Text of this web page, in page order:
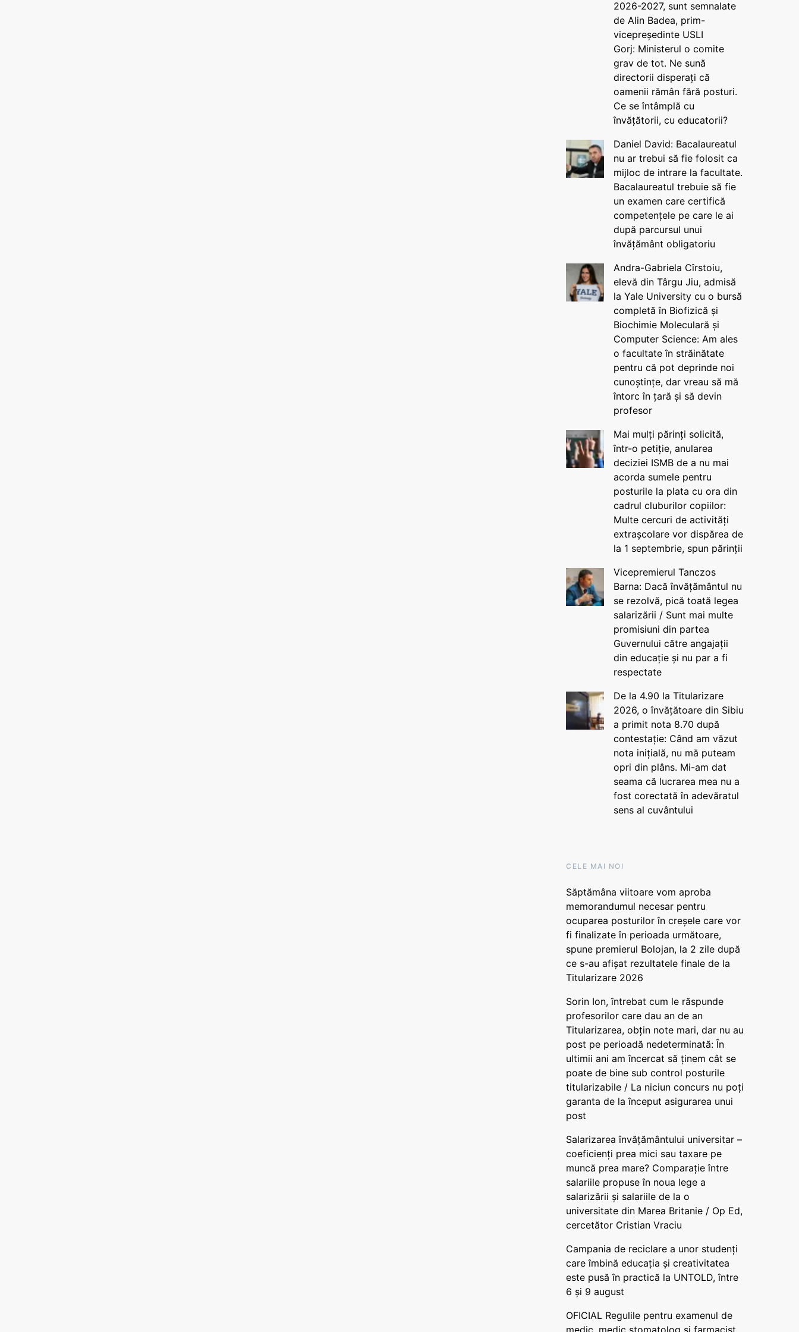
2026-2027, sunt semnalate
de Alin Badea, prim-
vicepreședinte USLI
Gorj: Ministerul o comite
grav de tot. Ne sună
directorii disperați că
oamenii rămân fără posturi.
Ce se întâmplă cu
învățătorii, cu educatorii?
Daniel David: Bacalaureatul
nu ar trebui să fie folosit ca
mijloc de intrare la facultate.
Bacalaureatul trebuie să fie
un examen care certifică
competențele pe care le ai
după parcursul unui
învățământ obligatoriu
Andra-Gabriela Cîrstoiu,
elevă din Târgu Jiu, admisă
la Yale University cu o bursă
completă în Biofizică și
Biochimie Moleculară și
Computer Science: Am ales
o facultate în străinătate
pentru că pot deprinde noi
cunoștințe, dar vreau să mă
întorc în țară și să devin
profesor
Mai mulți părinți solicită,
într-o petiție, anularea
deciziei ISMB de a nu mai
acorda sumele pentru
posturile la plata cu ora din
cadrul cluburilor copiilor:
Multe cercuri de activități
extrașcolare vor dispărea de
la 1 septembrie, spun părinții
Vicepremierul Tanczos
Barna: Dacă învățământul nu
se rezolvă, pică toată legea
salarizării / Sunt mai multe
promisiuni din partea
Guvernului către angajații
din educație și nu par a fi
respectate
De la 4.90 la Titularizare
2026, o învățătoare din Sibiu
a primit nota 8.70 după
contestație: Când am văzut
nota inițială, nu mă puteam
opri din plâns. Mi-am dat
seama că lucrarea mea nu a
fost corectată în adevăratul
sens al cuvântului
CELE MAI NOI
Săptămâna viitoare vom aproba
memorandumul necesar pentru
ocuparea posturilor în creșele care vor
fi finalizate în perioada următoare,
spune premierul Bolojan, la 2 zile după
ce s-au afișat rezultatele finale de la
Titularizare 2026
Sorin Ion, întrebat cum le răspunde
profesorilor care dau an de an
Titularizarea, obțin note mari, dar nu au
post pe perioadă nedeterminată: În
ultimii ani am încercat să ținem cât se
poate de bine sub control posturile
titularizabile / La niciun concurs nu poți
garanta de la început asigurarea unui
post
Salarizarea învățământului universitar –
coeficienți prea mici sau taxare pe
muncă prea mare? Comparație între
salariile propuse în noua lege a
salarizării și salariile de la o
universitate din Marea Britanie / Op Ed,
cercetător Cristian Vraciu
Campania de reciclare a unor studenți
care îmbină educația și creativitatea
este pusă în practică la UNTOLD, între
6 și 9 august
OFICIAL Regulile pentru examenul de
medic, medic stomatolog și farmacist